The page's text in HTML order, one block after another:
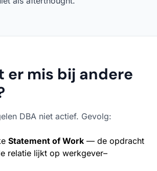
er mis bij andere
DBA niet actief. Gevolg:
Statement of Work — de opdracht
relatie lijkt op werkgever–